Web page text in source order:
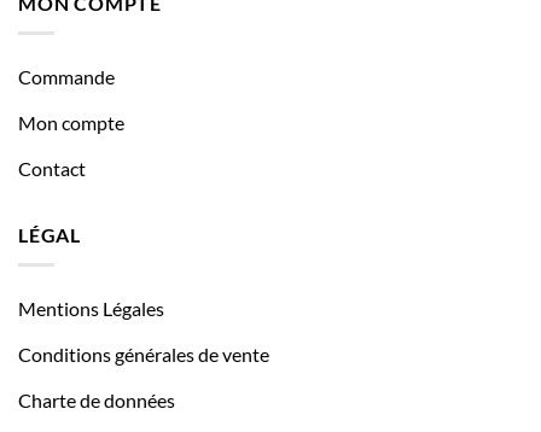
Commande
Mon compte
Contact
LÉGAL
Mentions Légales
Conditions générales de vente
Charte de données